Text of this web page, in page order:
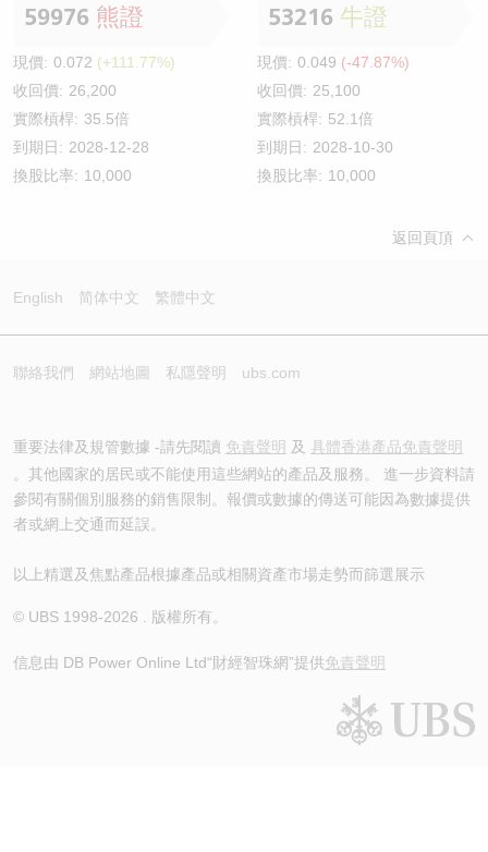
59976 熊證
現價: 0.072 (+111.77%)
收回價: 26,200
實際槓桿: 35.5倍
到期日: 2028-12-28
換股比率: 10,000
53216 牛證
現價: 0.049 (-47.87%)
收回價: 25,100
實際槓桿: 52.1倍
到期日: 2028-10-30
換股比率: 10,000
返回頁頂
English 简体中文 繁體中文
聯絡我們 網站地圖 私隱聲明 ubs.com
重要法律及規管數據 -請先閱讀 免責聲明 及 具體香港產品免責聲明
。其他國家的居民或不能使用這些網站的產品及服務。 進一步資料請
參閱有關個別服務的銷售限制。報價或數據的傳送可能因為數據提供
者或網上交通而延誤。
以上精選及焦點產品根據產品或相關資產市場走勢而篩選展示
© UBS 1998-2026 . 版權所有。
信息由 DB Power Online Ltd“財經智珠網”提供免責聲明